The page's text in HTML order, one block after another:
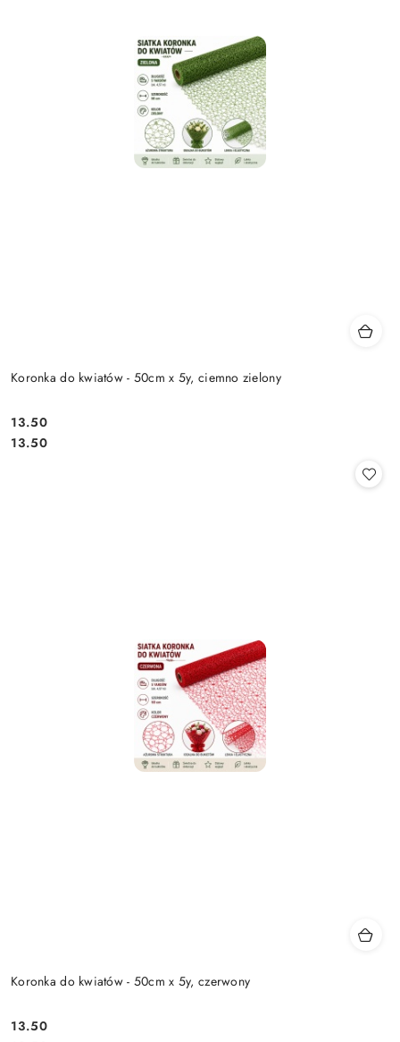
Koronka do kwiatów - 50cm x 5y, ciemno zielony
Cena:
13.50
Cena:
13.50
Koronka do kwiatów - 50cm x 5y, czerwony
13.50